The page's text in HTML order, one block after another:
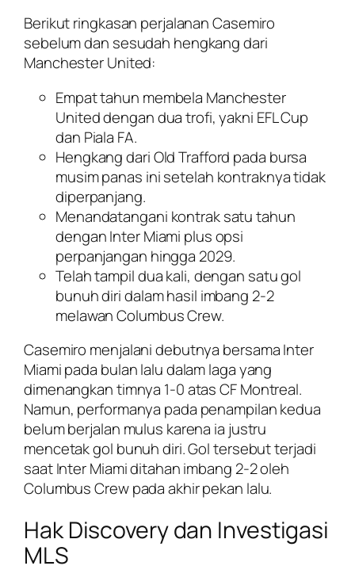
Berikut ringkasan perjalanan Casemiro
sebelum dan sesudah hengkang dari
Manchester United:
Empat tahun membela Manchester
United dengan dua trofi, yakni EFL Cup
dan Piala FA.
Hengkang dari Old Trafford pada bursa
musim panas ini setelah kontraknya tidak
diperpanjang.
Menandatangani kontrak satu tahun
dengan Inter Miami plus opsi
perpanjangan hingga 2029.
Telah tampil dua kali, dengan satu gol
bunuh diri dalam hasil imbang 2-2
melawan Columbus Crew.
Casemiro menjalani debutnya bersama Inter
Miami pada bulan lalu dalam laga yang
dimenangkan timnya 1-0 atas CF Montreal.
Namun, performanya pada penampilan kedua
belum berjalan mulus karena ia justru
mencetak gol bunuh diri. Gol tersebut terjadi
saat Inter Miami ditahan imbang 2-2 oleh
Columbus Crew pada akhir pekan lalu.
Hak Discovery dan Investigasi
MLS